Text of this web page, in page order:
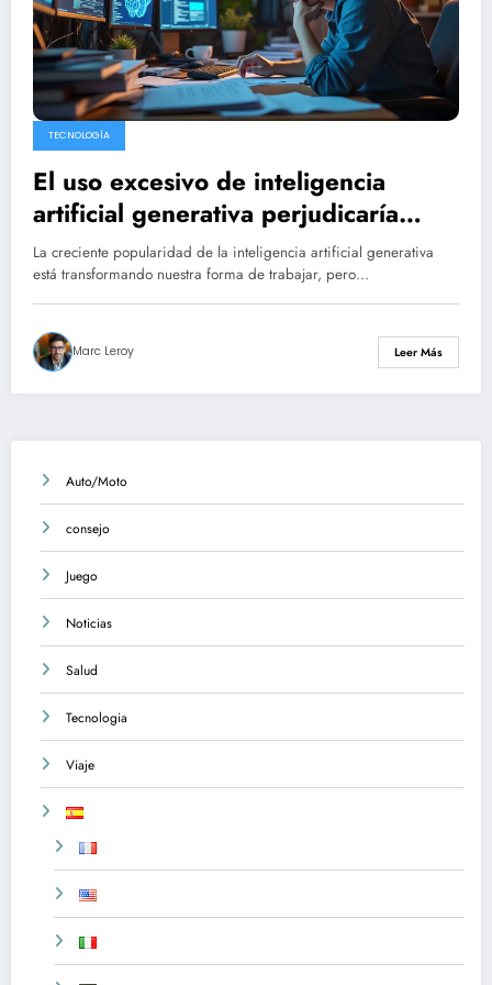
TECNOLOGÍA
El uso excesivo de inteligencia
artificial generativa perjudicaría
habilidades esenciales de
pensamiento crítico.
La creciente popularidad de la inteligencia artificial generativa
está transformando nuestra forma de trabajar, pero…
Marc Leroy Leer Más
Auto/Moto
consejo
Juego
Noticias
Salud
Tecnologia
Viaje